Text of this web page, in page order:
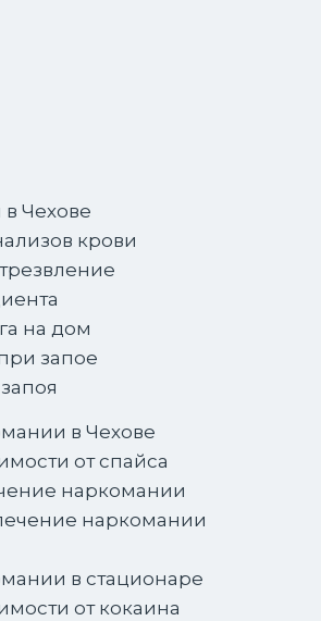
Чехове
крови
на дом
запое
в Чехове
от спайса
наркомании
наркомании
в стационаре
от кокаина